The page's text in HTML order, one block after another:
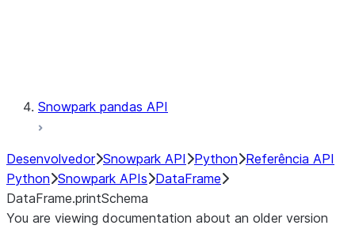
Snowpark pandas API
Desenvolvedor Snowpark API Python Referência API
Python Snowpark APIs DataFrame
DataFrame.printSchema
You are viewing documentation about an older version